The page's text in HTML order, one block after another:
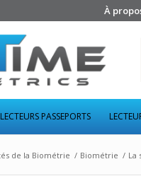
À
LECTEURS PASSEPORTS
de la Biométrie / Biométrie / La